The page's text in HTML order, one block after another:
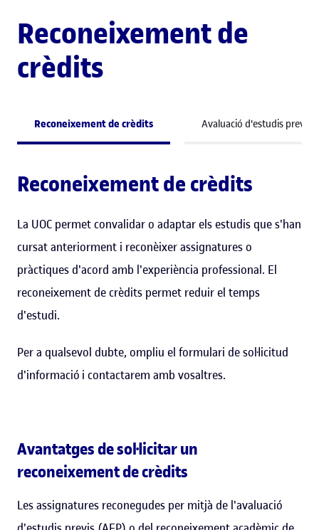
Reconeixement de
crèdits
Reconeixement de crèdits Avaluació d'estudis previs
Reconeixement de crèdits
La UOC permet convalidar o adaptar els estudis que s'han
cursat anteriorment i reconèixer assignatures o
pràctiques d'acord amb l'experiència professional. El
reconeixement de crèdits permet reduir el temps
d'estudi.
Per a qualsevol dubte, ompliu el formulari de sol·licitud
d'informació i contactarem amb vosaltres.
Avantatges de sol·licitar un
reconeixement de crèdits
Les assignatures reconegudes per mitjà de l'avaluació